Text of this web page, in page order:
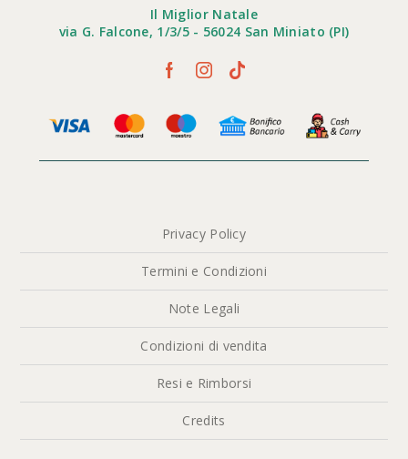
Il Miglior Natale
via G. Falcone, 1/3/5 - 56024 San Miniato (PI)
Privacy Policy
Termini e Condizioni
Note Legali
Condizioni di vendita
Resi e Rimborsi
Credits